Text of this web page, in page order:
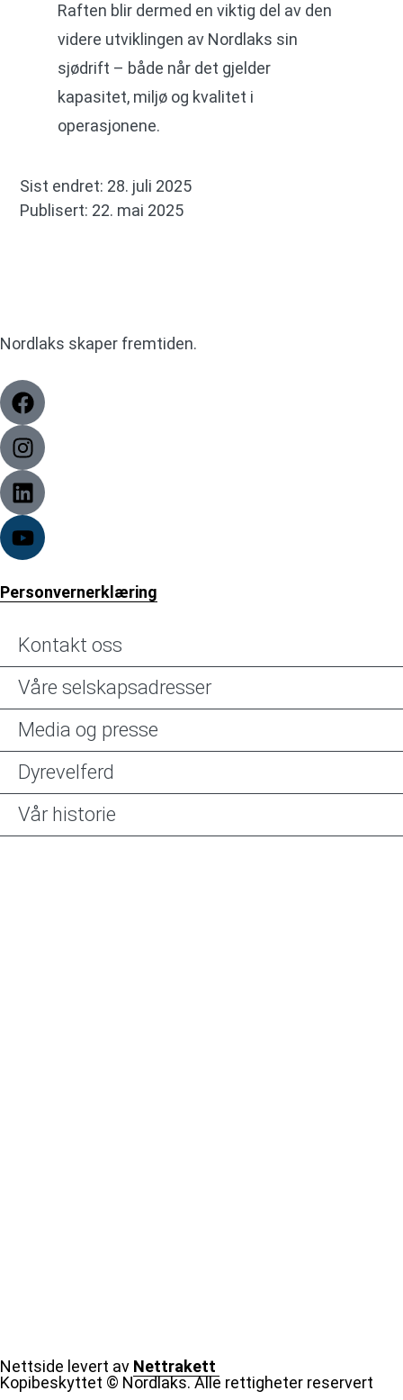
Raften blir dermed en viktig del av den
videre utviklingen av Nordlaks sin
sjødrift – både når det gjelder
kapasitet, miljø og kvalitet i
operasjonene.
Sist endret: 28. juli 2025
Publisert: 22. mai 2025
Nordlaks skaper fremtiden.
Personvernerklæring
Kontakt oss
Våre selskapsadresser
Media og presse
Dyrevelferd
Vår historie
Nettside levert av Nettrakett
Kopibeskyttet © Nordlaks. Alle rettigheter reservert